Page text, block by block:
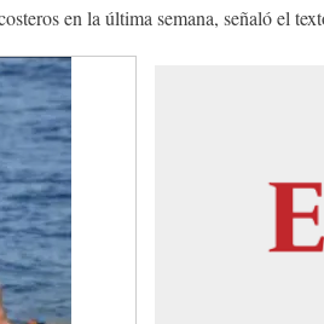
en la última semana, señaló el